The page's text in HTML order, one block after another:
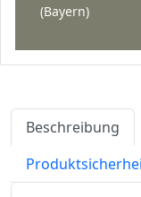
(Bayern)
Beschreibung